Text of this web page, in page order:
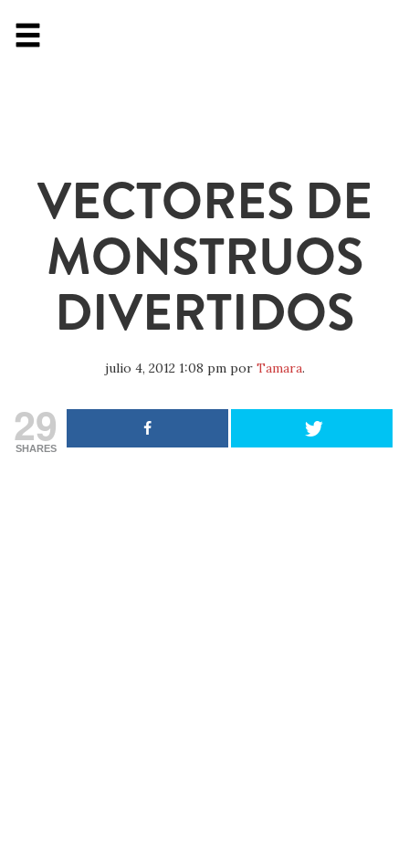
VECTORES DE
MONSTRUOS
DIVERTIDOS
julio 4, 2012 1:08 pmpor Tamara.
29
SHARES